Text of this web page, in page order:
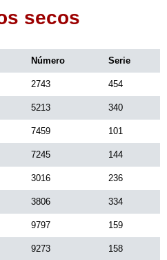
secos
Número Serie
2743 454
5213 340
7459 101
7245 144
3016 236
3806 334
9797 159
9273 158